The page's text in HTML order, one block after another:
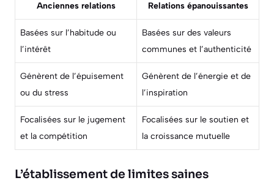
Anciennes relations Relations épanouissantes
Basées sur l’habitude ou
l’intérêt
Basées sur des valeurs
communes et l’authenticité
Génèrent de l’épuisement
ou du stress
Génèrent de l’énergie et de
l’inspiration
Focalisées sur le jugement
et la compétition
Focalisées sur le soutien et
la croissance mutuelle
L’établissement de limites saines